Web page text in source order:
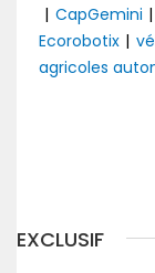
| CapGemini |
Ecorobotix |
agricoles
EXCLUSIF